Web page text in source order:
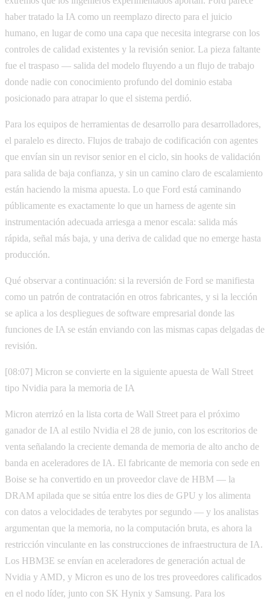
haber tratado la IA como un reemplazo directo para el juicio
humano, en lugar de como una capa que necesita integrarse con los
controles de calidad existentes y la revisión senior. La pieza faltante
fue el traspaso — salida del modelo fluyendo a un flujo de trabajo
donde nadie con conocimiento profundo del dominio estaba
posicionado para atrapar lo que el sistema perdió.
Para los equipos de herramientas de desarrollo para desarrolladores,
el paralelo es directo. Flujos de trabajo de codificación con agentes
que envían sin un revisor senior en el ciclo, sin hooks de validación
para salida de baja confianza, y sin un camino claro de escalamiento
están haciendo la misma apuesta. Lo que Ford está caminando
públicamente es exactamente lo que un harness de agente sin
instrumentación adecuada arriesga a menor escala: salida más
rápida, señal más baja, y una deriva de calidad que no emerge hasta
producción.
Qué observar a continuación: si la reversión de Ford se manifiesta
como un patrón de contratación en otros fabricantes, y si la lección
se aplica a los despliegues de software empresarial donde las
funciones de IA se están enviando con las mismas capas delgadas de
revisión.
[08:07] Micron se convierte en la siguiente apuesta de Wall Street
tipo Nvidia para la memoria de IA
Micron aterrizó en la lista corta de Wall Street para el próximo
ganador de IA al estilo Nvidia el 28 de junio, con los escritorios de
venta señalando la creciente demanda de memoria de alto ancho de
banda en aceleradores de IA. El fabricante de memoria con sede en
Boise se ha convertido en un proveedor clave de HBM — la
DRAM apilada que se sitúa entre los dies de GPU y los alimenta
con datos a velocidades de terabytes por segundo — y los analistas
argumentan que la memoria, no la computación bruta, es ahora la
restricción vinculante en las construcciones de infraestructura de IA.
Los HBM3E se envían en aceleradores de generación actual de
Nvidia y AMD, y Micron es uno de los tres proveedores calificados
en el nodo líder, junto con SK Hynix y Samsung. Para los